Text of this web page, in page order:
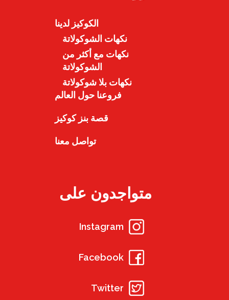
الكوكيز لدينا
نكهات الشوكولاتة
نكهات مع أكثر من
الشوكولاتة
نكهات بلا شوكولاتة
فروعنا حول العالم
قصة بنز كوكيز
تواصل معنا
متواجدون على
Instagram
Facebook
Twitter